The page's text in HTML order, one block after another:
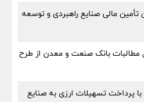
مالی صنایع راهبردی و توسعه
مطالبات بانک صنعت و معدن از طرح
پرداخت تسهیلات ارزی به صنایع